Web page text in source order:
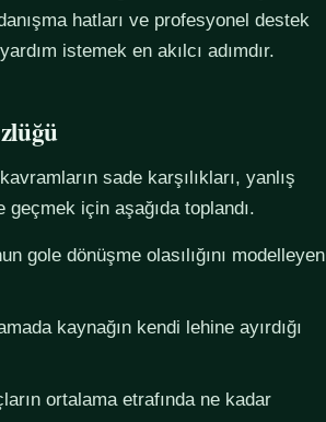
hatları ve profesyonel destek
istemek en akılcı adımdır.
sade karşılıkları, yanlış
geçmek için aşağıda toplandı.
gole dönüşme olasılığını modelleyen
kaynağın kendi lehine ayırdığı
ortalama etrafında ne kadar